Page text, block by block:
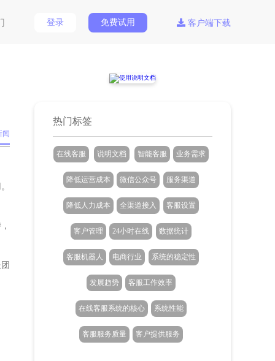
登录 免费试用 客户端下载
闻
热门标签
在线客服 说明文档 智能客服 业务需求
降低运营成本 微信公众号 服务渠道
降低人力成本 全渠道接入 客服设置
客户管理 24小时在线 数据统计
客服机器人 电商行业 系统的稳定性
发展趋势 客服工作效率
在线客服系统的核心 系统性能
客服服务质量 客户提供服务